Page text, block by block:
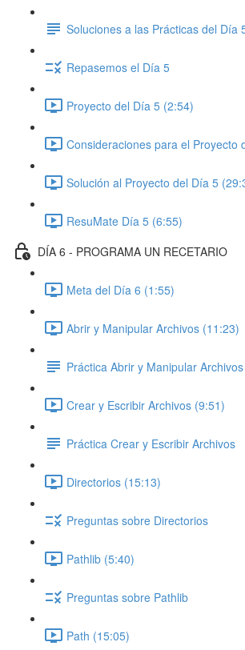
Soluciones a las Prácticas del Día
Repasemos el Día 5
Proyecto del Día 5 (2:54)
Consideraciones para el Proyecto
Solución al Proyecto del Día 5
ResuMate Día 5 (6:55)
DÍA 6 - PROGRAMA UN RECETARIO
Meta del Día 6 (1:55)
Abrir y Manipular Archivos (11:23)
Práctica Abrir y Manipular Archivos
Crear y Escribir Archivos (9:51)
Práctica Crear y Escribir Archivos
Directorios (15:13)
Preguntas sobre Directorios
Pathlib (5:40)
Preguntas sobre Pathlib
Path (15:05)